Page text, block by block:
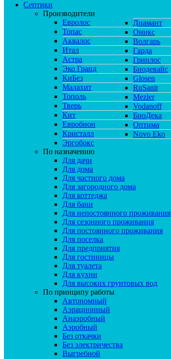
Септики
Производители
Евролос
Топас
Аквалос
Итал
Астра
Эко Гранд
КиБез
Малахит
Тополь
Тверь
Кит
Евробион
Кристалл
Эргобокс
Диамант
Оникс
Волгарь
Гарда
Гринлос
Биодевайс
Glosen
RuSanit
Mezler
Vodanoff
БиоДека
Оптима
Novo Eko
По назначению
Для дачи
Для дома
Для частного дома
Для загородного дома
Для коттеджа
Для бани
Для непостоянного проживания
Для сезонного проживания
Для постоянного проживания
Для поселка
Для предприятия
Для гостиницы
Для туалета
Для кухни
Для высоких грунтовых вод
По принципу работы
Автономный
Аэрационный
Анаэробный
Аэробный
Без откачки
Без электричества
Выгребной